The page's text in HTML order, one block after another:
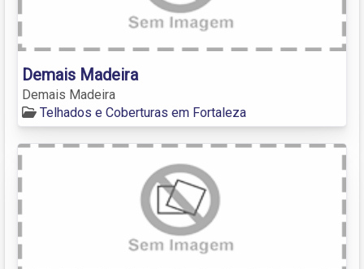
Demais Madeira
Demais Madeira
Telhados e Coberturas em Fortaleza